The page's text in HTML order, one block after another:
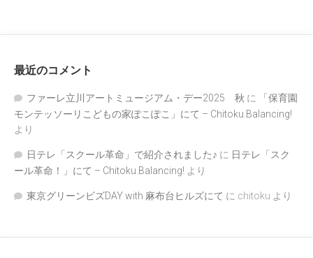
最近のコメント
ファーレ立川アートミュージアム・デー2025 秋 に
「保育園
モンテッソーリこどもの家ぽこぽこ」にて – Chitoku.Balancing!
より
日テレ「スクール革命」で紹介されました♪ に 日テレ「スク
ール革命！」にて – Chitoku.Balancing! より
東京グリーンビズDAY with 麻布台ヒルズにて に chitoku より